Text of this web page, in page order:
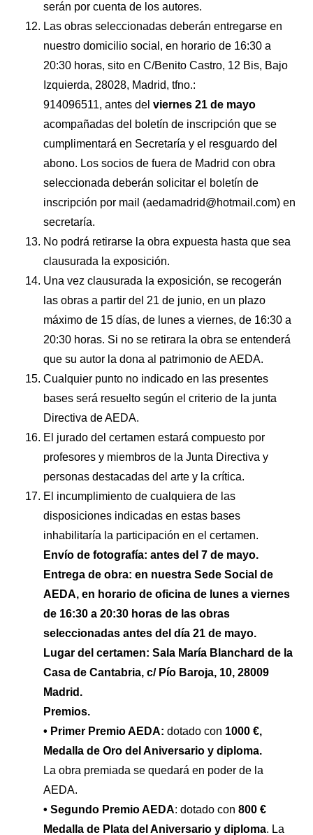
serán por cuenta de los autores.
Las obras seleccionadas deberán entregarse en
nuestro domicilio social, en horario de 16:30 a
20:30 horas, sito en C/Benito Castro, 12 Bis, Bajo
Izquierda, 28028, Madrid, tfno.:
914096511, antes delviernes 21 de mayo
acompañadas del boletín de inscripción que se
cumplimentará en Secretaría y el resguardo del
abono. Los socios de fuera de Madrid con obra
seleccionada deberán solicitar el boletín de
inscripción por mail (aedamadrid@hotmail.com) en
secretaría.
No podrá retirarse la obra expuesta hasta que sea
clausurada la exposición.
Una vez clausurada la exposición, se recogerán
las obras a partir del 21 de junio, en un plazo
máximo de 15 días, de lunes a viernes, de 16:30 a
20:30 horas. Si no se retirara la obra se entenderá
que su autor la dona al patrimonio de AEDA.
Cualquier punto no indicado en las presentes
bases será resuelto según el criterio de la junta
Directiva de AEDA.
El jurado del certamen estará compuesto por
profesores y miembros de la Junta Directiva y
personas destacadas del arte y la crítica.
El incumplimiento de cualquiera de las
disposiciones indicadas en estas bases
inhabilitaría la participación en el certamen.
Envío de fotografía: antes del 7 de mayo.
Entrega de obra: en nuestra Sede Social de
AEDA, en horario de oficina de lunes a viernes
de 16:30 a 20:30 horas de las obras
seleccionadas antes del día 21 de mayo.
Lugar del certamen: Sala María Blanchard de la
Casa de Cantabria, c/ Pío Baroja, 10, 28009
Madrid.
Premios.
• Primer Premio AEDA: dotado con 1000 €,
Medalla de Oro del Aniversario y diploma.
La obra premiada se quedará en poder de la
AEDA.
• Segundo Premio AEDA: dotado con800 €
Medalla de Plata del Aniversario y diploma. La